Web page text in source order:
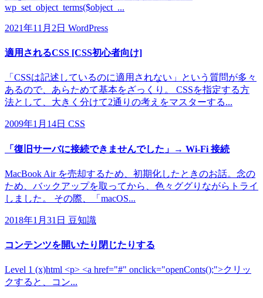
wp_set_object_terms($object_...
2021年11月2日 WordPress
適用されるCSS [CSS初心者向け]
「CSSは記述しているのに適用されない」という質問が多々
あるので、あらためて基本をざっくり。 CSSを指定する方
法として、大きく分けて2通りの考えをマスターする...
2009年1月14日 CSS
「復旧サーバに接続できませんでした」→ Wi-Fi 接続
MacBook Air を売却するため、初期化したときのお話。念の
ため、バックアップを取ってから、色々ググりながらトライ
しました。 その際、「macOS...
2018年1月31日 豆知識
コンテンツを開いたり閉じたりする
Level 1 (x)html <p> <a href="#" onclick="openConts();">クリッ
クすると、コン...